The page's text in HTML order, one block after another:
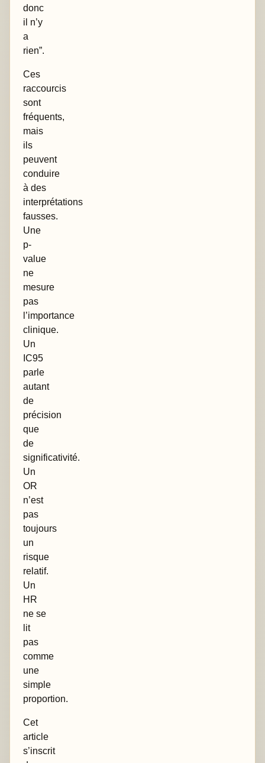
donc
il n’y
a
rien”.
Ces
raccourcis
sont
fréquents,
mais
ils
peuvent
conduire
à des
interprétations
fausses.
Une
p-
value
ne
mesure
pas
l’importance
clinique.
Un
IC95
parle
autant
de
précision
que
de
significativité.
Un
OR
n’est
pas
toujours
un
risque
relatif.
Un
HR
ne se
lit
pas
comme
une
simple
proportion.
Cet
article
s’inscrit